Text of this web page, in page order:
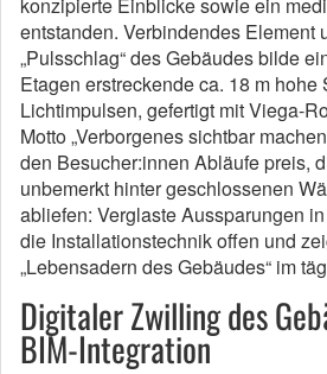
entstanden. Verbindendes Element
„Pulsschlag“ des Gebäudes bilde
Etagen erstreckende ca. 18 m hohe
Lichtimpulsen, gefertigt mit Viega-
Motto „Verborgenes sichtbar
den Besucher:innen Abläufe preis,
unbemerkt hinter geschlossenen
abliefen: Verglaste Aussparungen
die Installationstechnik offen und
„Lebensadern des Gebäudes“ im
Digitaler Zwilling des
BIM-Integration‍